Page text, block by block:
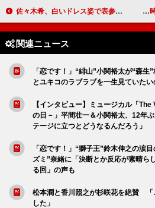
佐々木希、白いドレス姿で表参道に登場 クリスマスは「料理を作ってまったりしたい」 霜降
関連ニュース
「恋です！」“緋山”小関裕太が“森
とユキコのラブラブを一生見ていたい
【インタビュー】ミュージカル「
の日－」平間壮一＆小関裕太、12年
テージに立つとどうなるんだろう」
「恋です！」“獅子王”鈴木伸之の涙
ズミ”奈緒に「決断とか反応が素晴ら
る回」の声も
松本潤と香川照之が杉咲花を絶賛 「
した」